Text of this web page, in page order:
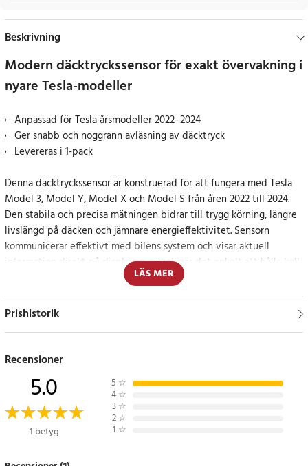
Beskrivning
Modern däcktryckssensor för exakt övervakning i
nyare Tesla-modeller
Anpassad för Tesla årsmodeller 2022–2024
Ger snabb och noggrann avläsning av däcktryck
Levereras i 1-pack
Denna däcktryckssensor är konstruerad för att fungera med Tesla
Model 3, Model Y, Model X och Model S från åren 2022 till 2024.
Den stabila och precisa mätningen bidrar till trygg körning, längre
livslängd på däcken och jämnare energieffektivitet. Sensorn
kommunicerar effektivt med bilens system och visar aktuell
information direkt på displayen, vilket gör det enkelt att hålla koll
på däckens status under hela resan.
Den robusta konstruktionen är utformad för att klara växlande
däckbyte.
Smidig installation för problemfri användning
Den användarvänliga designen gör att sensorn snabbt integreras
med fordonets befintliga system.
LÄS MER
Prishistorik
Recensioner
5.0
1 betyg
5 ☆
4 ☆
3 ☆
2 ☆
1 ☆